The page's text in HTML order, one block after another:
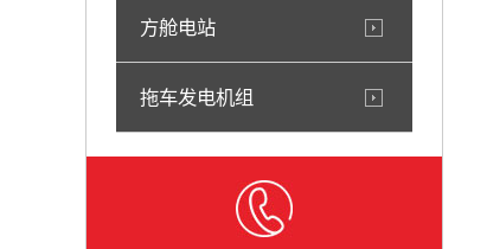
方舱电站
拖车发电机组